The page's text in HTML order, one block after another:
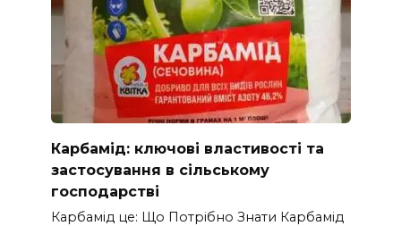
Карбамід: ключові властивості та
застосування в сільському
господарстві
Карбамід це: Що Потрібно Знати Карбамід